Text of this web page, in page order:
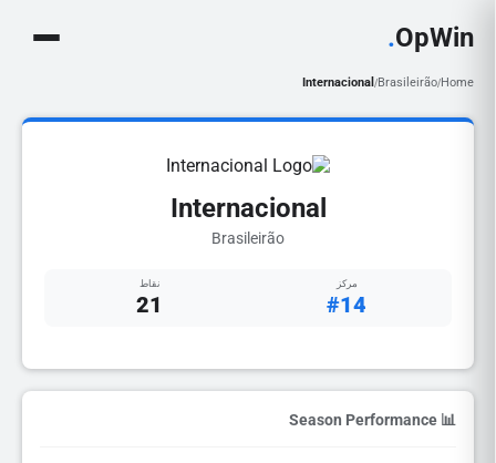
OpWin
.
Home
/
Brasileirão
/
Internacional
Internacional
Brasileirão
مركز
#14
نقاط
21
📊 Season Performance